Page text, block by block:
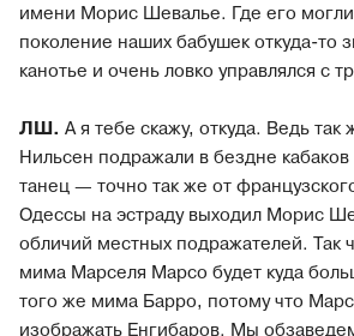
имени Морис Шевалье. Где его могли
поколение наших бабушек откуда-то
канотье и очень ловко управлялся с
ЛШ. А я тебе скажу, откуда. Ведь так
Нильсен подражали в бездне
танец — точно так же от
Одессы на эстраду выходил Морис
обличий местных подражателей. Так
мима Марселя Марсо будет куда
того же мима Барро, потому что
изображать Енгибаров. Мы